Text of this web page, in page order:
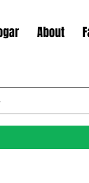
About